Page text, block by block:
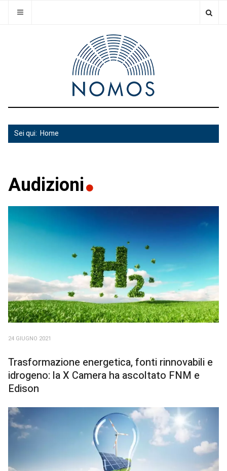
Sei qui: Home
Audizioni
24 GIUGNO 2021
Trasformazione energetica, fonti rinnovabili e
idrogeno: la X Camera ha ascoltato FNM e
Edison